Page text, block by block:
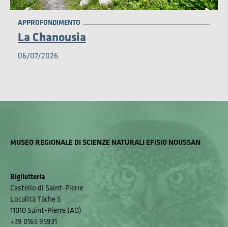
La Chanousia
06/07/2026
MUSEO
APPROFONDIMENTO
MUSEO REGIONALE DI SCIENZE NATURALI EFISIO NOUSSAN
Biglietteria
Castello di Saint-Pierre
Località Tâche 5
11010 Saint-Pierre (AO)
+39 0165 95931